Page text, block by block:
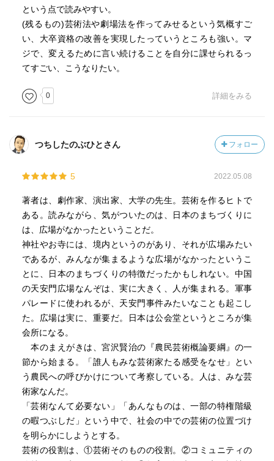
という点で読みやすい。
(残るもの)芸術法や劇場法を作ってみせるという気概すご
い、大卒資格の改善を実現したっていうところも強い。マ
ジで、変えるために言い続けることを自分に課せられるっ
てすごい、こうなりたい。
0 詳細をみる
つちしたのぶひとさん フォロー
5 2022.05.08
著者は、劇作家、演出家、大学の先生。芸術を作るヒトで
ある。読みながら、気がついたのは、日本のまちづくりに
は、広場がなかったということだ。
神社やお寺には、境内というのがあり、それが広場みたい
であるが、みんなが集まるような広場がなかったというこ
とに、日本のまちづくりの特徴だったかもしれない。中国
の天安門広場なんぞは、実に大きく、人が集まれる。軍事
パレードに使われるが、天安門事件みたいなことも起こし
た。広場は実に、重要だ。日本は公会堂というところが集
会所になる。
本のまえがきは、宮沢賢治の『農民芸術概論要綱』の一
節から始まる。「誰人もみな芸術家たる感受をなせ」とい
う農民への呼びかけについて考察している。人は、みな芸
術家なんだ。
「芸術なんて必要ない」「あんなものは、一部の特権階級
の暇つぶしだ」という中で、社会の中での芸術の位置づけ
を明らかにしようとする。
芸術の役割は、①芸術そのものの役割。②コミュニティの